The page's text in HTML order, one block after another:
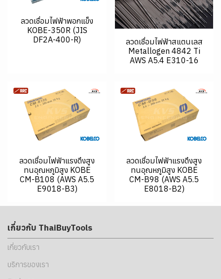
ลวดเชื่อมไฟฟ้าพอกแข็ง
KOBE-350R (JIS
DF2A-400-R)
ลวดเชื่อมไฟฟ้าสแตนเลส
Metallogen 4842 Ti
AWS A5.4 E310-16
ลวดเชื่อมไฟฟ้าแรงดึงสูง
ทนอุณหภูมิสูง KOBE
CM-B108 (AWS A5.5
E9018-B3)
ลวดเชื่อมไฟฟ้าแรงดึงสูง
ทนอุณหภูมิสูง KOBE
CM-B98 (AWS A5.5
E8018-B2)
เกี่ยวกับ ThaiBuyTools
เกี่ยวกับเรา
บริการของเรา